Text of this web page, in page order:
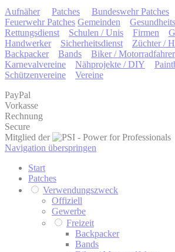
Aufnäher
Patches Bundeswehr Patches
Feuerwehr Patches Gemeinden
Rettungsdienst
Schulen / Unis Firmen
Handwerker
Sicherheitsdienst
Züchter /
Backpacker
Bands Biker / Motorradfahrer
Karnevalvereine
Nähprojekte / DIY
Schützenvereine
Vereine
PayPal
Vorkasse
Rechnung
Secure
Mitglied der
Navigation überspringen
Start
Patches
Verwendungszweck
Offiziell
Gewerbe
Freizeit
Backpacker
Bands